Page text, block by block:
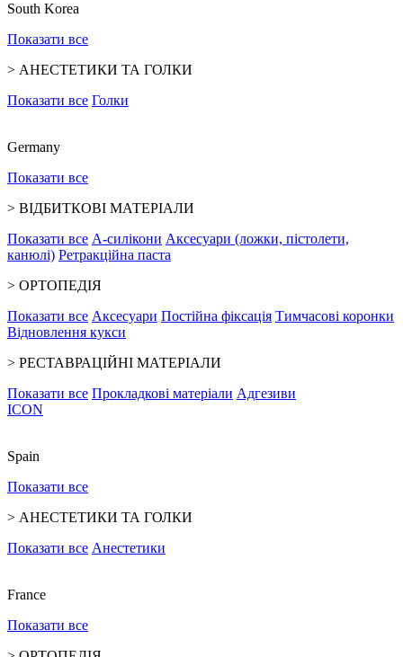
South Korea
Показати все
> АНЕСТЕТИКИ ТА ГОЛКИ
Показати все Голки
Germany
Показати все
> ВІДБИТКОВІ МАТЕРІАЛИ
Показати все А-силікони Аксесуари (ложки, пістолети,
канюлі) Ретракційна паста
> ОРТОПЕДІЯ
Показати все Аксесуари Постійна фіксація Тимчасові коронки
Відновлення кукси
> РЕСТАВРАЦІЙНІ МАТЕРІАЛИ
Показати все Прокладкові матеріали Адгезиви
ICON
Spain
Показати все
> АНЕСТЕТИКИ ТА ГОЛКИ
Показати все Анестетики
France
Показати все